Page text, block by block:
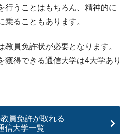
行うことはもちろん、精神的に
乗ることもあります。
教員免許状が必要となります。
獲得できる通信大学は4大学あり
員免許が取れる
信大学一覧